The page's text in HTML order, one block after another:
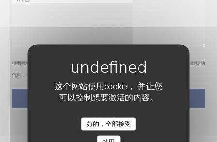
这个网站使用cookie， 并让您
可以控制想要激活的内容。
好的，全部接受
根据数据保护法规，您有权拒绝接收营销电话。如需了解更多关于我们如何处理您的数据的
信息，请查看我们的